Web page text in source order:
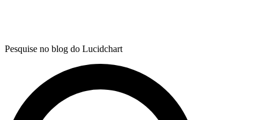
Pesquise no blog do Lucidchart